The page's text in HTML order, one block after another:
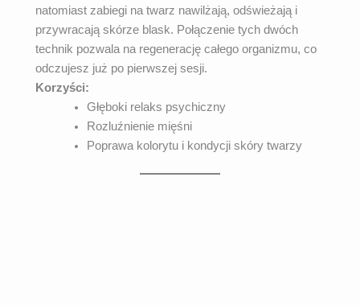
natomiast zabiegi na twarz nawilżają, odświeżają i
przywracają skórze blask. Połączenie tych dwóch
technik pozwala na regenerację całego organizmu, co
odczujesz już po pierwszej sesji.
Korzyści:
Głęboki relaks psychiczny
Rozluźnienie mięśni
Poprawa kolorytu i kondycji skóry twarzy